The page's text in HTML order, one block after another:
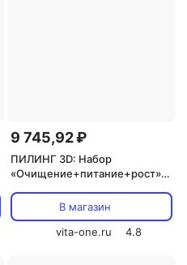
9 745,92 ₽
ПИЛИНГ 3D: Набор
«Очищение+питание+рост»
BIOLOGICAL HAIR CONCEPT
250мл+6x12мл
В магазин
vita-one.ru
4.8